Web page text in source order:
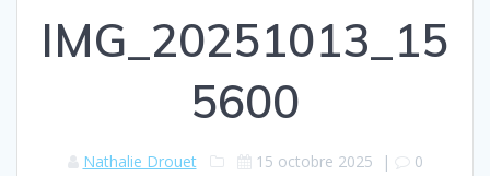
IMG_20251013_15
5600
Nathalie Drouet 15 octobre 2025 | 0